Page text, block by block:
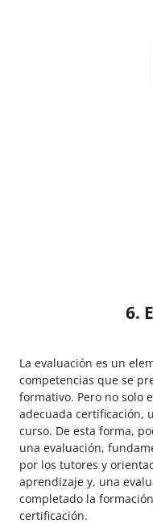
6.
La evaluación es un
competencias que se
formativo. Pero no solo
adecuada certificación,
curso. De esta forma,
una evaluación,
por los tutores y
aprendizaje y, una
completado la
certificación.